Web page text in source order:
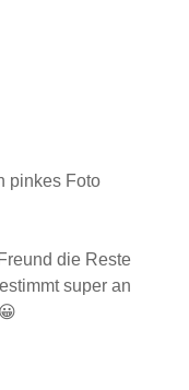
pinkes Foto
die Reste
super an